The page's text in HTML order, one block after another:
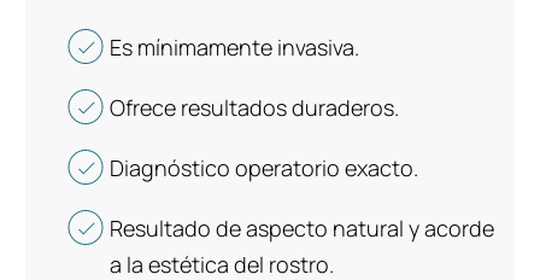
Es mínimamente invasiva.
Ofrece resultados duraderos.
Diagnóstico operatorio exacto.
Resultado de aspecto natural y acorde
a la estética del rostro.